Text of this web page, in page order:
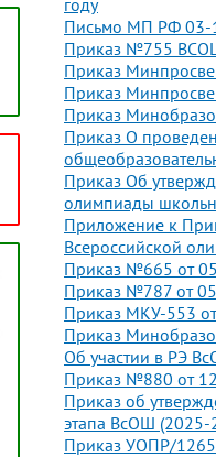
году
Письмо МП РФ 03-
Приказ №755
Приказ
Приказ
Приказ
Приказ О
Приказ Об
олимпиады
Приложение к
Всероссийской
Приказ №665 от
Приказ №787 от
Приказ МКУ-553
Приказ
Об участии в РЭ
Приказ №880 от
Приказ об
этапа ВсОШ (2025-
Приказ УОПР/1265